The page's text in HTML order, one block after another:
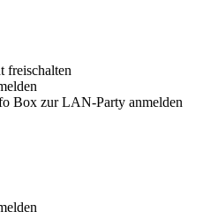
freischalten
Box zur LAN-Party anmelden